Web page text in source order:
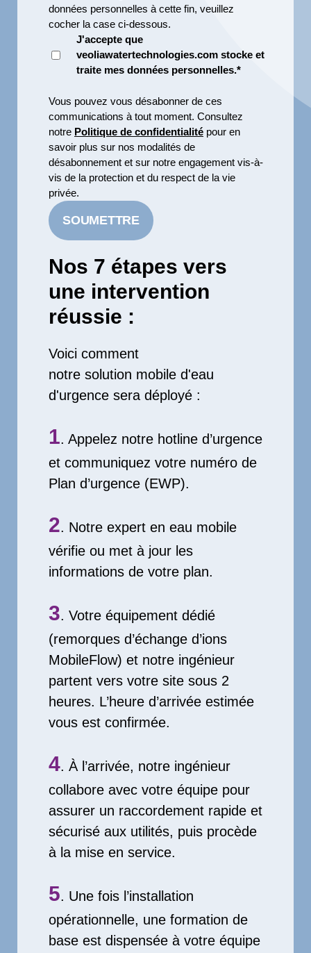
données personnelles à cette fin, veuillez
cocher la case ci-dessous.
J'accepte que
veoliawatertechnologies.com stocke et
traite mes données personnelles.*
Vous pouvez vous désabonner de ces
communications à tout moment. Consultez
notre Politique de confidentialité pour en
savoir plus sur nos modalités de
désabonnement et sur notre engagement vis-à-
vis de la protection et du respect de la vie
privée.
Nos 7 étapes vers
une intervention
réussie :
Voici comment
notre solution mobile d'eau
d'urgence sera déployé :
1. Appelez notre hotline d’urgence
et communiquez votre numéro de
Plan d’urgence (EWP).
2. Notre expert en eau mobile
vérifie ou met à jour les
informations de votre plan.
3. Votre équipement dédié
(remorques d’échange d’ions
MobileFlow) et notre ingénieur
partent vers votre site sous 2
heures. L’heure d’arrivée estimée
vous est confirmée.
4. À l’arrivée, notre ingénieur
collabore avec votre équipe pour
assurer un raccordement rapide et
sécurisé aux utilités, puis procède
à la mise en service.
5. Une fois l’installation
opérationnelle, une formation de
base est dispensée à votre équipe